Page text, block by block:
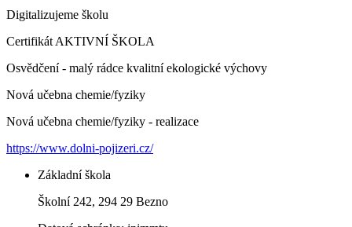
Digitalizujeme školu
Certifikát AKTIVNÍ ŠKOLA
Osvědčení - malý rádce kvalitní ekologické výchovy
Nová učebna chemie/fyziky
Nová učebna chemie/fyziky - realizace
https://www.dolni-pojizeri.cz/
Základní škola
Školní 242, 294 29 Bezno